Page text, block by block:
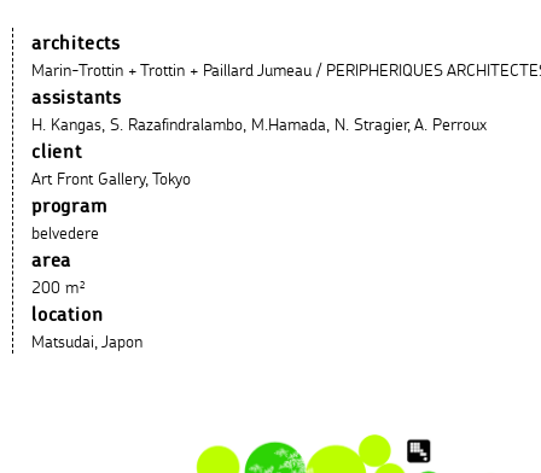
architects
Marin-Trottin + Trottin + Paillard Jumeau / PERIPHERIQUES
assistants
H. Kangas, S. Razafindralambo, M.Hamada, N. Stragier, A. Perroux
client
Art Front Gallery, Tokyo
program
belvedere
area
200 m²
location
Matsudai, Japon